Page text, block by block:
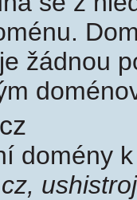
žádnou
domény